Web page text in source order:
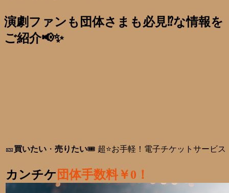
演劇ファンも団体さまも必見⁉️な情報を
ご紹介📢✨
🎫買いたい ・ 売りたい🎟️ 超⭐お手軽！電子チケットサービス
カンチケ 団体手数料￥0！